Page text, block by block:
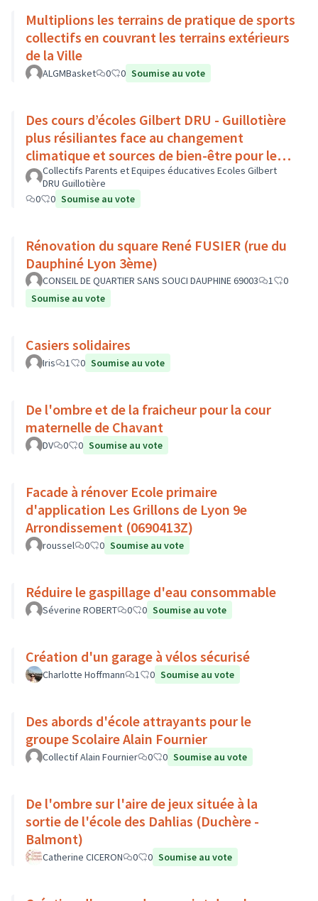
Multiplions les terrains de pratique de sports
collectifs en couvrant les terrains extérieurs
de la Ville
ALGMBasket 0 0 Soumise au vote
Des cours d’écoles Gilbert DRU - Guillotière
plus résiliantes face au changement
climatique et sources de bien-être pour les
enfants - Lyon 7
Collectifs Parents et Equipes éducatives Ecoles Gilbert
DRU Guillotière
0
0 Soumise au vote
Rénovation du square René FUSIER (rue du
Dauphiné Lyon 3ème)
CONSEIL DE QUARTIER SANS SOUCI DAUPHINE 69003 1
0
Soumise au vote
Casiers solidaires
Iris 1 0 Soumise au vote
De l'ombre et de la fraicheur pour la cour
maternelle de Chavant
DV 0 0 Soumise au vote
Facade à rénover Ecole primaire
d'application Les Grillons de Lyon 9e
Arrondissement (0690413Z)
roussel 0 0 Soumise au vote
Réduire le gaspillage d'eau consommable
Séverine ROBERT 0 0 Soumise au vote
Création d'un garage à vélos sécurisé
Charlotte Hoffmann 1 0 Soumise au vote
Des abords d'école attrayants pour le
groupe Scolaire Alain Fournier
Collectif Alain Fournier 0 0 Soumise au vote
De l'ombre sur l'aire de jeux située à la
sortie de l'école des Dahlias (Duchère -
Balmont)
Catherine CICERON 0 0 Soumise au vote